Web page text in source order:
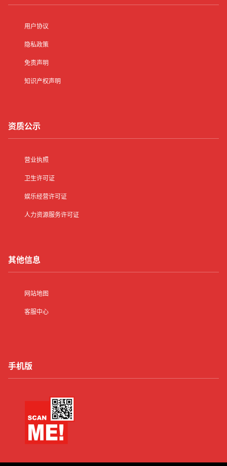
用户协议
隐私政策
免责声明
知识产权声明
资质公示
营业执照
卫生许可证
娱乐经营许可证
人力资源服务许可证
其他信息
网站地图
客服中心
手机版